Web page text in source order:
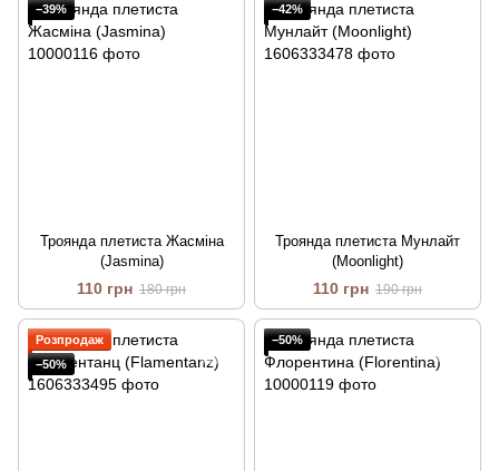
−39%
Троянда плетиста Жасміна
(Jasmina)
110 грн 180 грн
−42%
Троянда плетиста Мунлайт
(Moonlight)
110 грн 190 грн
Розпродаж
−50%
−50%